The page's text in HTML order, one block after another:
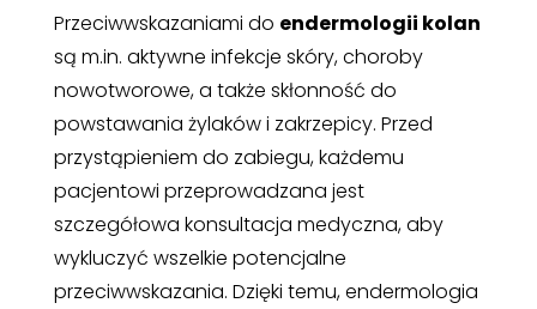
Przeciwwskazaniami do endermologii kolan
są m.in. aktywne infekcje skóry, choroby
nowotworowe, a także skłonność do
powstawania żylaków i zakrzepicy. Przed
przystąpieniem do zabiegu, każdemu
pacjentowi przeprowadzana jest
szczegółowa konsultacja medyczna, aby
wykluczyć wszelkie potencjalne
przeciwwskazania. Dzięki temu, endermologia